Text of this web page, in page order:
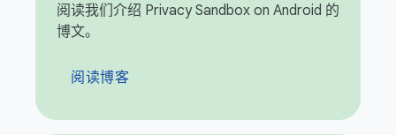
阅读我们介绍 Privacy Sandbox on Android 的
博文。
阅读博客